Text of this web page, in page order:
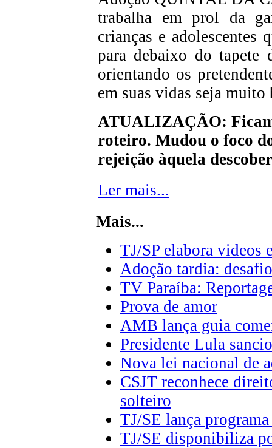
trabalha em prol da
crianças e
para debaixo do tapete
orientando os
em suas vidas seja muito
ATUALIZAÇÃO:
roteiro. Mudou o foco
rejeição àquela
Ler mais...
Mais...
TJ/SP elabora videos
Adoção tardia:
TV Paraíba:
Prova de amor
AMB lança guia
Presidente Lula
Nova lei nacional de
CSJT reconhece
solteiro
TJ/SE lança
TJ/SE disponibiliza